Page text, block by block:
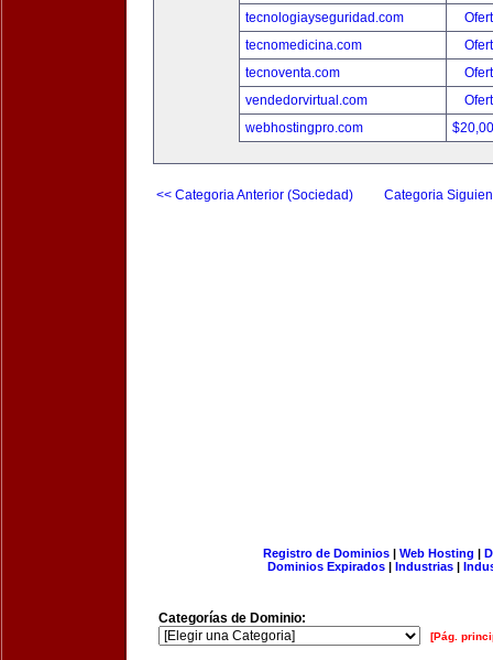
tecnologiayseguridad.com
tecnomedicina.com
tecnoventa.com
vendedorvirtual.com
webhostingpro.com
<< Categoria Anterior (Sociedad) Categoria
Registro de Dominios| Web Hosting |
Dominios Expirados | Industrias |
Categorías de Dominio:
[Pág.